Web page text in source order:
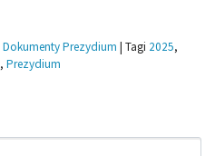
Dokumenty Prezydium | Tagi 2025,
, Prezydium